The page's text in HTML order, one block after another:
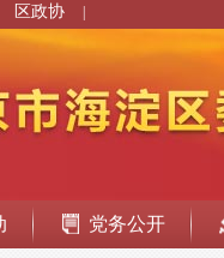
区政协
党务公开